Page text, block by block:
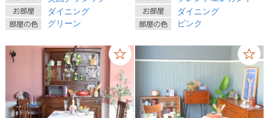
ダイニング
グリーン
ダイニング
ピンク